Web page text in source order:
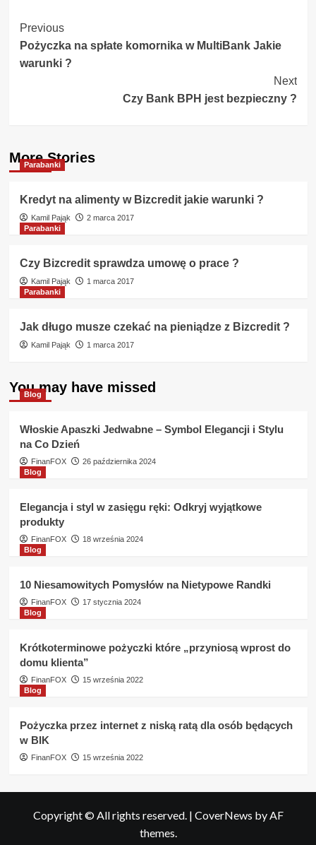
Post
Navigation
Previous
Pożyczka na spłate komornika w MultiBank Jakie
warunki ?
Next
Czy Bank BPH jest bezpieczny ?
More Stories
Parabanki
Kredyt na alimenty w Bizcredit jakie warunki ?
Kamil Pająk
2 marca 2017
Parabanki
Czy Bizcredit sprawdza umowę o prace ?
Kamil Pająk
1 marca 2017
Parabanki
Jak długo musze czekać na pieniądze z Bizcredit ?
Kamil Pająk 1 marca 2017
You may have missed
Blog
Włoskie Apaszki Jedwabne – Symbol Elegancji i Stylu
na Co Dzień
FinanFOX
26 października 2024
Blog
Elegancja i styl w zasięgu ręki: Odkryj wyjątkowe
produkty
FinanFOX
18 września 2024
Blog
10 Niesamowitych Pomysłów na Nietypowe Randki
FinanFOX
17 stycznia 2024
Blog
Krótkoterminowe pożyczki które „przyniosą wprost do
domu klienta”
FinanFOX
15 września 2022
Blog
Pożyczka przez internet z niską ratą dla osób będących
w BIK
FinanFOX 15 września 2022
Copyright © All rights reserved. | CoverNews by AF
themes.